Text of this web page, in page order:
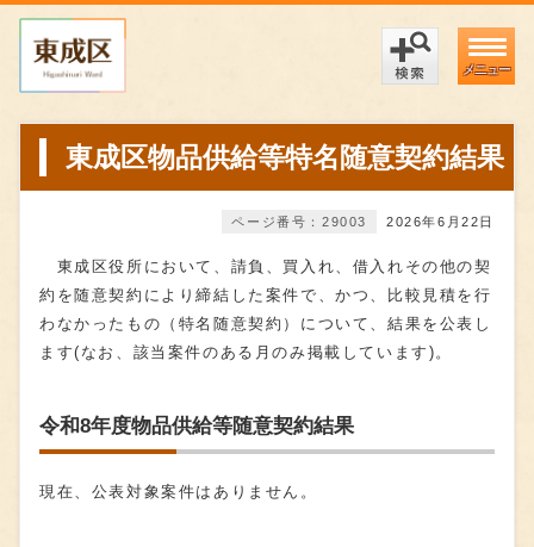
メニュー
東成区物品供給等特名随意契約結果
2026年6月22日
ページ番号：29003
東成区役所において、請負、買入れ、借入れその他の契
約を随意契約により締結した案件で、かつ、比較見積を行
わなかったもの（特名随意契約）について、結果を公表し
ます(なお、該当案件のある月のみ掲載しています)。
令和8年度物品供給等随意契約結果
現在、公表対象案件はありません。